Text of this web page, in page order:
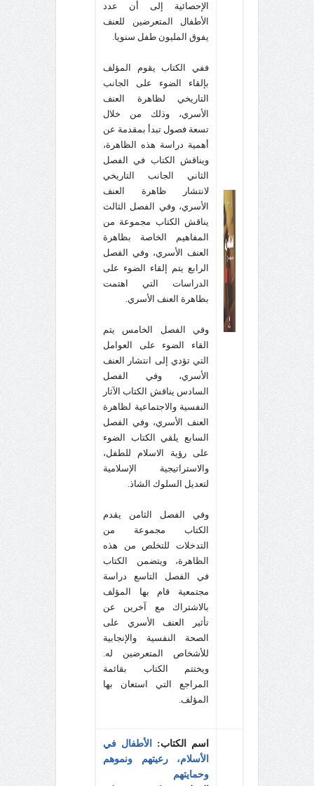
الإحصائية إلى أن عدد
الأطفال المتعرضين للعنف
يفوق المليون طفل سنويا.
ففي الكتاب يقوم المؤلف
بإلقاء الضوء على الجانب
التاريخي لظاهرة العنف
الأسري، وذلك من خلال
تسعة فصول تبدأ بمقدمة عن
أهمية دراسة هذه الظاهرة،
ويناقش الكتاب في الفصل
الثاني الجانب التاريخي
لانتشار ظاهرة العنف
الأسري، وفي الفصل الثالث
يناقش الكتاب مجموعة من
المفاهيم الخاصة بظاهرة
العنف الأسري، وفي الفصل
الرابع يتم إلقاء الضوء على
الدراسات التي اهتمت
بظاهرة العنف الأسري.
وفي الفصل الخامس يتم
القاء الضوء على العوامل
التي تؤدي إلى انتشار العنف
الأسري،
وفي الفصل
السادس يناقش الكتاب الآثار
النفسية والاجتماعية لظاهرة
العنف الأسري، وفي الفصل
السابع يلقي الكتاب الضوء
على رؤية الاسلام للطفل،
والاستراتيجية الإسلامية
لتعديل السلوك الشاذ.
وفي الفصل الثامن يقدم
الكتاب مجموعة من
التدخلات للتخلص من هذه
الظاهرة،
ويتضمن الكتاب
في الفصل التاسع دراسة
مجتمعية قام بها المؤلف
بالاشتراك مع آخرين عن
تأثير العنف الأسري على
الصحة النفسية والإنجابية
للأشخاص المتعرضين له.
ويختتم الكتاب بقائمة
المراجع التي استعان بها
المؤلف.
اسم الكتاب:
الأطفال في
الأسلام، رعيتهم ونموهم
وحمايتهم